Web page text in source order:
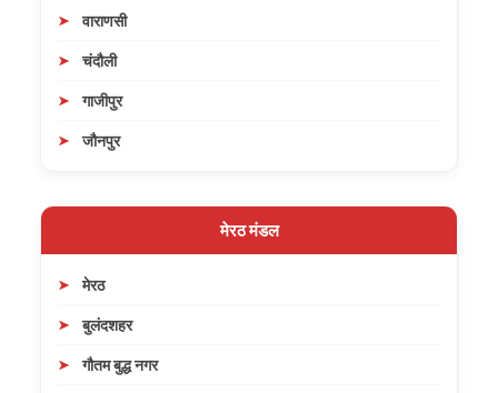
वाराणसी
चंदौली
गाजीपुर
जौनपुर
मेरठ मंडल
मेरठ
बुलंदशहर
गौतम बुद्ध नगर